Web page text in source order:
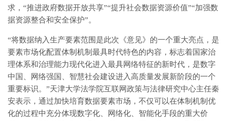
求，“推进政府数据开放共享”“提升社会数据资源价值”“加强数
据资源整合和安全保护”。
“将数据纳入生产要素范围是此次《意见》的一个重大亮点，是
要素市场化配置体制机制最具时代特色的内容，标志着国家治
理体系和治理能力现代化进入最具网络特征的新时代，是数字
中国、网络强国、智慧社会建设进入高质量发展新阶段的一个
重要标识。”天津大学法学院互联网政策与法律研究中心主任秦
安表示，通过加快培育数据要素市场，不仅可以在体制机制优
化的过程中充分体现数字化、网络化、智能化手段的重大价